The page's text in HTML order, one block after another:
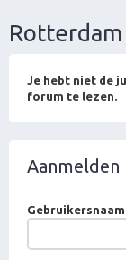
Rotterdam
Je hebt niet de
forum te lezen.
Aanmelden